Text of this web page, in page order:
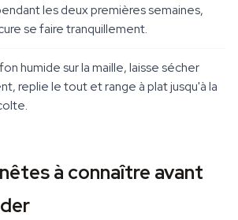
les deux premières semaines,
se faire tranquillement.
humide sur la maille, laisse sécher
replie le tout et range à plat jusqu'à la
à connaître avant